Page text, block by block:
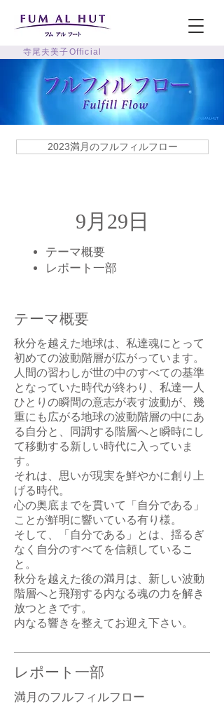
寺尾夫美子Official
2023満月のフルフィルフロー
9月29日
テーマ概要
​レポート一部
テーマ概要
秋分を越えた地球は、私達魂にとって
初めての波動階層が広がっています。
人間の習わしが世の中のすべての基準
となっていた時代が終わり、私達一人
ひとりの瞬間の意志が表す波動が、幾
重にも広がる地球の波動階層の中にあ
る自分と、同調する階層へと瞬時にし
て移動する新しい時代に入っていま
す。
それは、思いが現実を鮮やかに創り上
げる時代。
心の奥底までを貫いて「自分である」
ことが鮮明に響いている有り様。
そして、「自分である」とは、揺るぎ
なく自分のすべてを信頼しているこ
と。
秋分を越えた後の満月は、新しい波動
階層へと飛翔する内なる魂の力を解き
放つときです。
内なる響きを整えてお迎え下さい。
レポート一部
満月のフルフィルフロー